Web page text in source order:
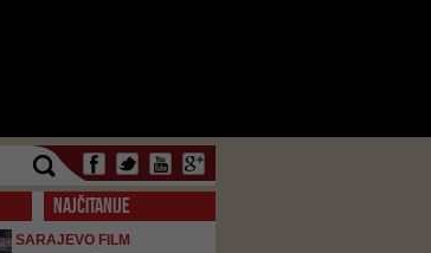
NAJČITANIJE
SARAJEVO FILM